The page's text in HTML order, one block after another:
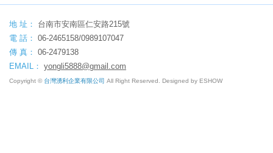
地 址：
台南市安南區仁安路215號
電 話： 06-2465158/0989107047
傳 真： 06-2479138
EMAIL： yongli5888@gmail.com
Copyright © 台灣湧利企業有限公司 All Right Reserved. Designed by ESHOW